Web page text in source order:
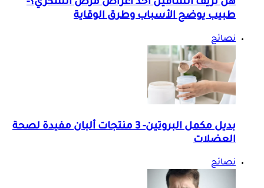
هل نزيف الساقين أحد أعراض مرض السكري؟-
طبيب يوضح الأسباب وطرق الوقاية
نصائح
بديل مكمل البروتين- 3 منتجات ألبان مفيدة لصحة
العضلات
نصائح